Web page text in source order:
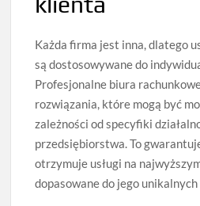
Każda firma jest inna, dlatego
są dostosowywane do
Profesjonalne biura
rozwiązania, które mogą być
zależności od specyfiki
przedsiębiorstwa. To
otrzymuje usługi na
dopasowane do jego